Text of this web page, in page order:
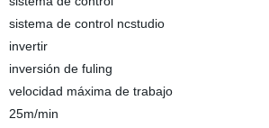
sistema de control ncstudio
invertir
inversión de fuling
velocidad máxima de trabajo
25m/min